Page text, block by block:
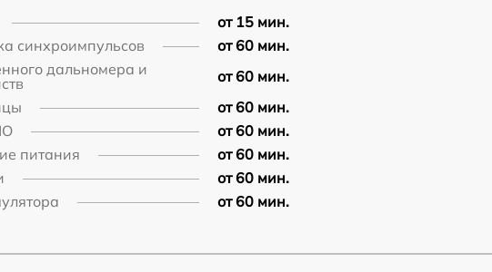
от 15 мин.
синхроимпульсов
от 60 мин.
дальномера и
от 60 мин.
от 60 мин.
от 60 мин.
питания
от 60 мин.
от 60 мин.
от 60 мин.